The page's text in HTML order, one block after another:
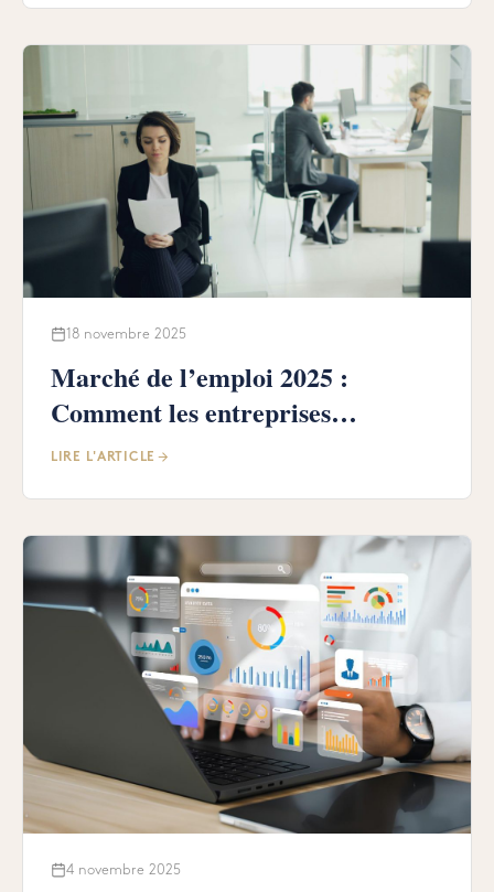
18 novembre 2025
Marché de l’emploi 2025 :
Comment les entreprises
s’adaptent à la pénurie de talents
LIRE L'ARTICLE
4 novembre 2025